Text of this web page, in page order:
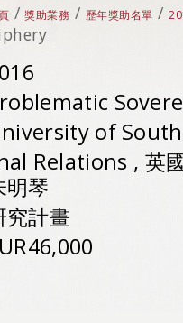
/獎助業務 / 歷年獎助名單 /
of
Relations , 英
明琴
究計畫